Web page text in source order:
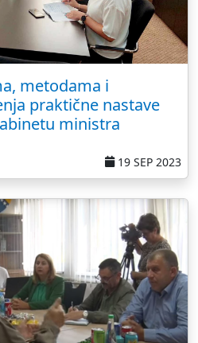
metodama i
praktične nastave
ministra
19 SEP 2023